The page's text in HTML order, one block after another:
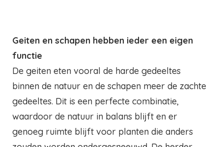
Geiten en schapen hebben ieder een eigen
functie
De geiten eten vooral de harde gedeeltes
binnen de natuur en de schapen meer de zachte
gedeeltes. Dit is een perfecte combinatie,
waardoor de natuur in balans blijft en er
genoeg ruimte blijft voor planten die anders